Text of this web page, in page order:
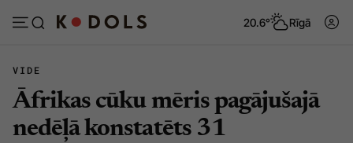
20.6° Rīgā
Abonēt Pieslēgties
VIDE
Āfrikas cūku mēris pagājušajā
nedēļā konstatēts 31